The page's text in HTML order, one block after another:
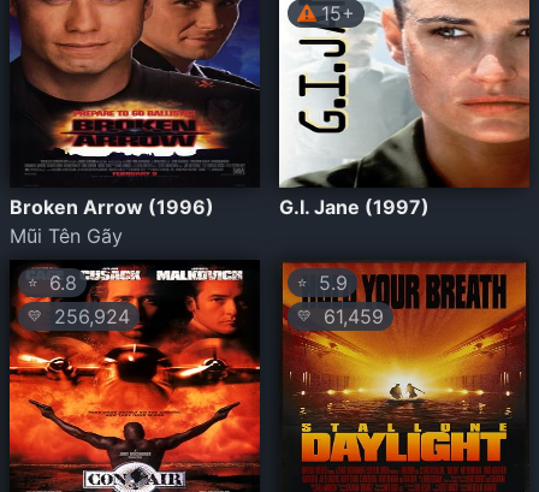
Broken Arrow (1996)
Mũi Tên Gãy
15+
G.I. Jane (1997)
⭐ 6.8
💛 256,924
⭐ 5.9
💛 61,459